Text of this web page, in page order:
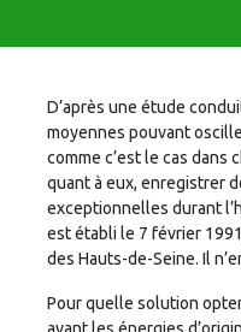
D’après une étude
moyennes pouvant
comme c’est le cas dans
quant à eux, enregistrer
exceptionnelles durant
est établi le 7 février
des Hauts-de-Seine. Il
Pour quelle solution